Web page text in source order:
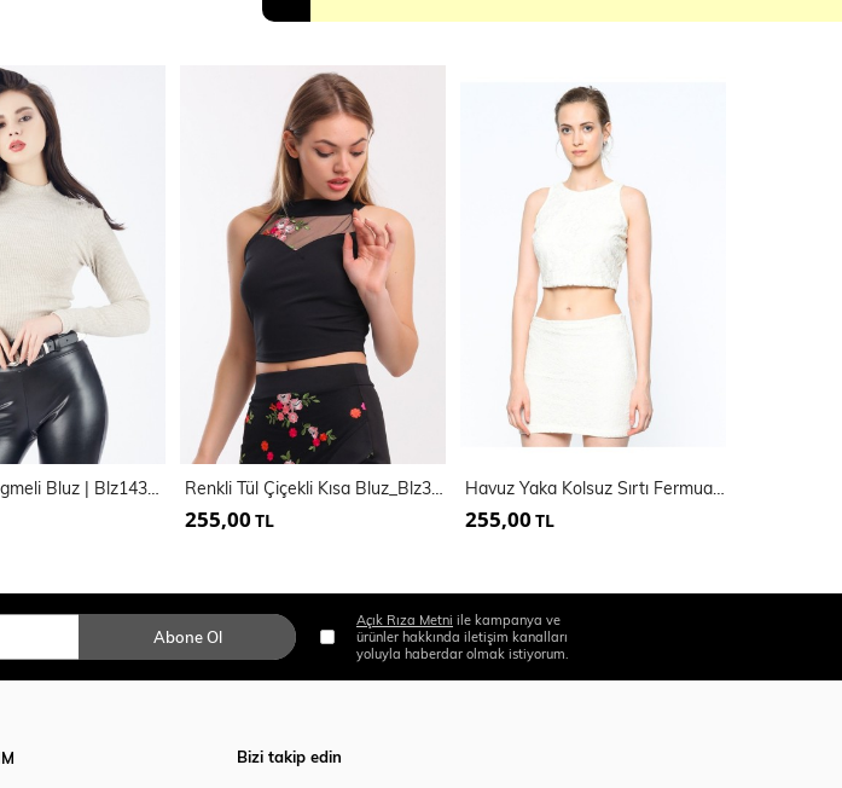
Omuzlari Dugmeli Bluz | Blz14397 Renkli Tül Çiçekli Kısa Bluz_Blz31401
255,00 TL
Havuz Yaka Kolsuz Sırtı Fermuarlı Dantel Bluz
255,00 TL
Abone Ol
Açık Rıza Metni ile kampanya ve
ürünler hakkında iletişim kanalları
yoluyla haberdar olmak istiyorum.
Bizi takip edin